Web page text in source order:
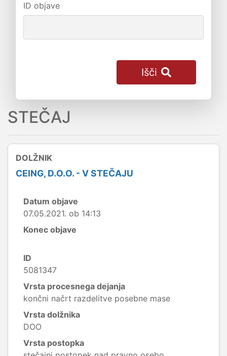
ID objave
Išči
STEČAJ
DOLŽNIK
CEING, D.O.O. - V STEČAJU
Datum objave
07.05.2021. ob 14:13
Konec objave
ID
5081347
Vrsta procesnega dejanja
končni načrt razdelitve posebne mase
Vrsta dolžnika
DOO
Vrsta postopka